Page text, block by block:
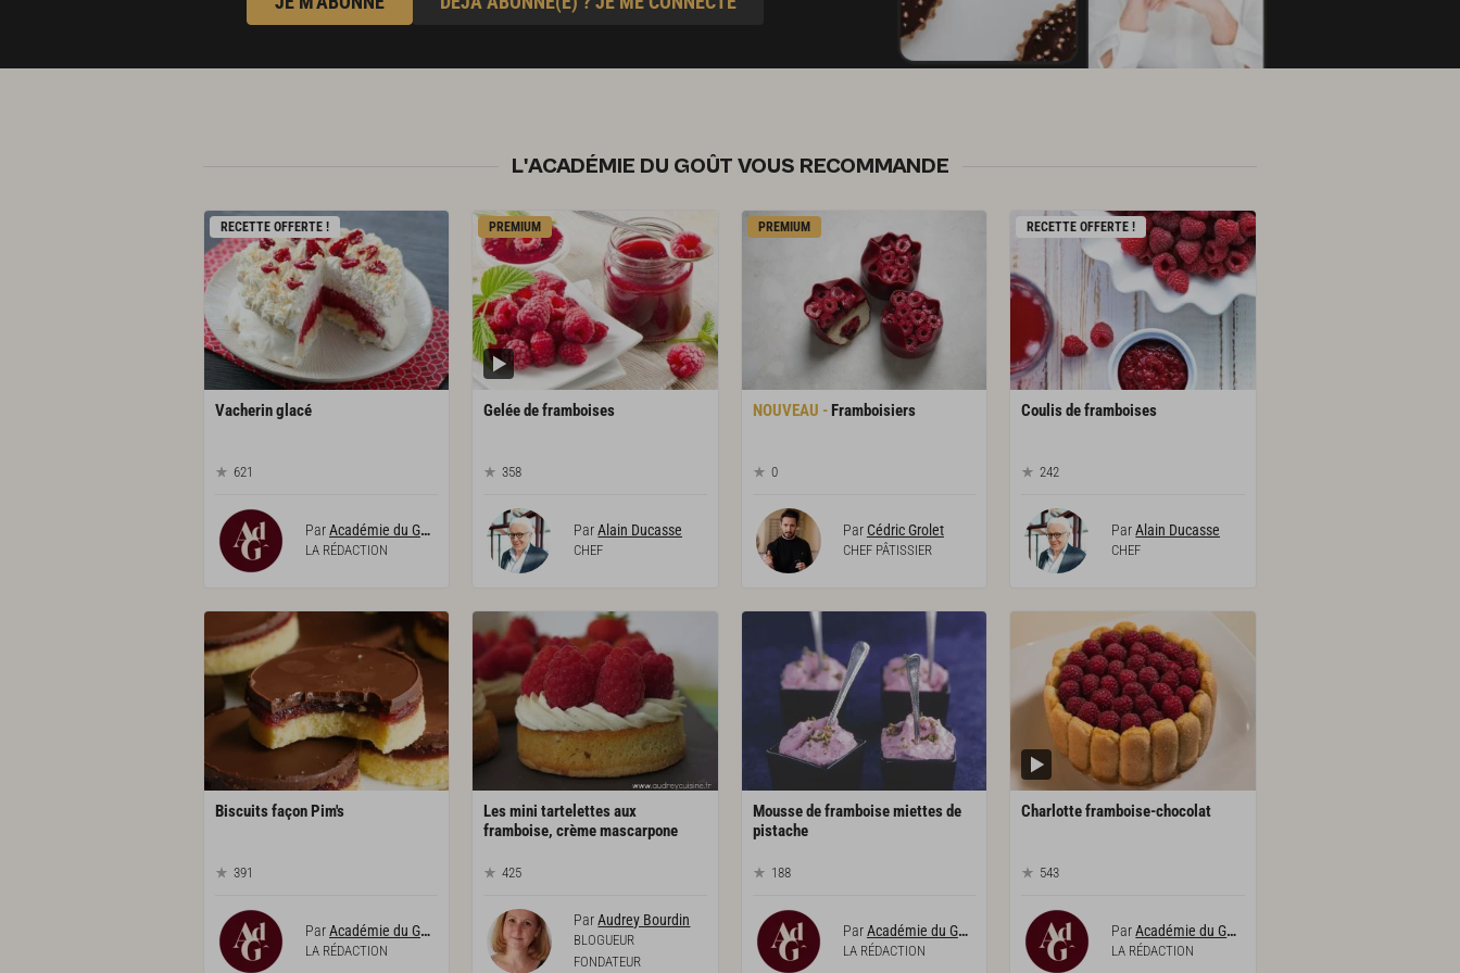
L'ACADÉMIE DU GOÛT VOUS RECOMMANDE
RECETTE OFFERTE !
Vacheringlacé
621
ParAcadémie du Goût
LA RÉDACTION
PREMIUM
Geléedeframboises
358
ParAlain Ducasse
CHEF
PREMIUM
Framboisiers
0
Par Cédric Grolet
CHEF PÂTISSIER
RECETTE OFFERTE !
Coulisdeframboises
242
ParAlain Ducasse
CHEF
Biscuitsfaçon Pim's
391
ParAcadémie du Goût
LA RÉDACTION
Les mini tartelettes aux
framboise, crème mascarpone
425
ParAudrey Bourdin
BLOGUEUR
FONDATEUR
Mousse de framboise miettes de
pistache
188
ParAcadémie du Goût
LA RÉDACTION
Charlotteframboise-chocolat
543
ParAcadémie du Goût
LA RÉDACTION